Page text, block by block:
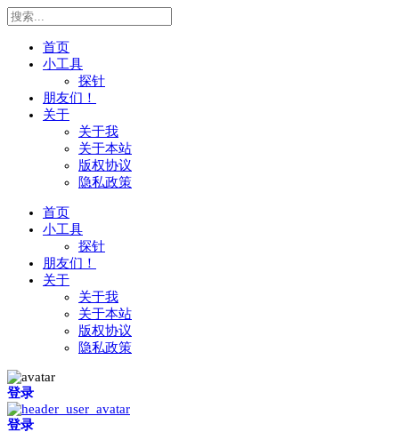
首页
小工具
探针
朋友们！
关于
关于我
关于本站
版权协议
隐私政策
首页
小工具
探针
朋友们！
关于
关于我
关于本站
版权协议
隐私政策
搜
索
登录
登录